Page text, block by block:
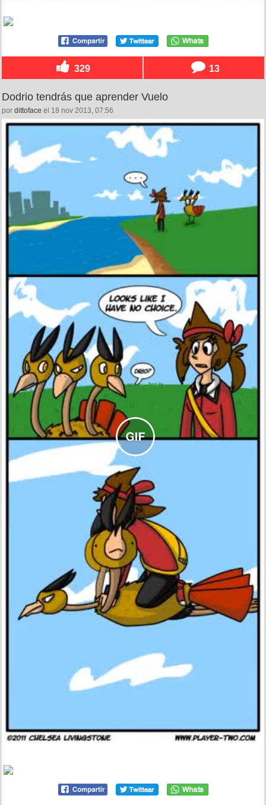
329 13
Dodrio tendrás que aprender Vuelo
por dittoface el 18 nov 2013, 07:56